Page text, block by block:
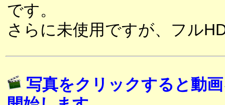
です。
さらに未使用ですが、フル
写真をクリックすると動